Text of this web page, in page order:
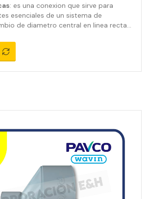
: es una conexion que sirve para
esenciales de un sistema de
de diametro central en linea recta.
2″